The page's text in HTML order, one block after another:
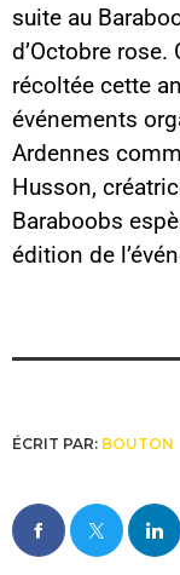
suite au
d’Octobre
récoltée cette
événements
Ardennes
Husson,
Baraboobs
édition de
ÉCRIT PAR: BOUTON